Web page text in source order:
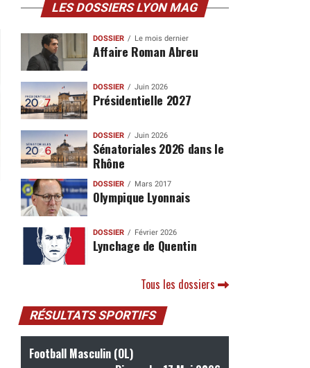
LES DOSSIERS LYON MAG
DOSSIER Le mois dernier
Affaire Roman Abreu
DOSSIER Juin 2026
Présidentielle 2027
DOSSIER Juin 2026
Sénatoriales 2026 dans le
Rhône
DOSSIER Mars 2017
Olympique Lyonnais
DOSSIER Février 2026
Lynchage de Quentin
Tous les dossiers
RÉSULTATS SPORTIFS
Football Masculin (OL)